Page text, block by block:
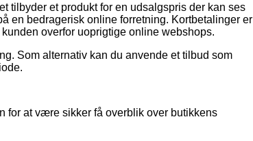
tilbyder et produkt for en udsalgspris der kan ses
en bedragerisk online forretning. Kortbetalinger er
overfor uoprigtige online webshops.
Som alternativ kan du anvende et tilbud som
for at være sikker få overblik over butikkens